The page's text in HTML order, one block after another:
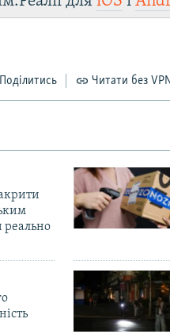
Поділитись Читати без VPN
реально